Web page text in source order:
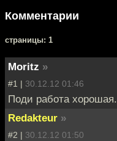
Комментарии
cтраницы: 1
Moritz »
#1 | 30.12.12 01:46
Поди работа хорошая.
Redakteur »
#2 | 30.12.12 01:50